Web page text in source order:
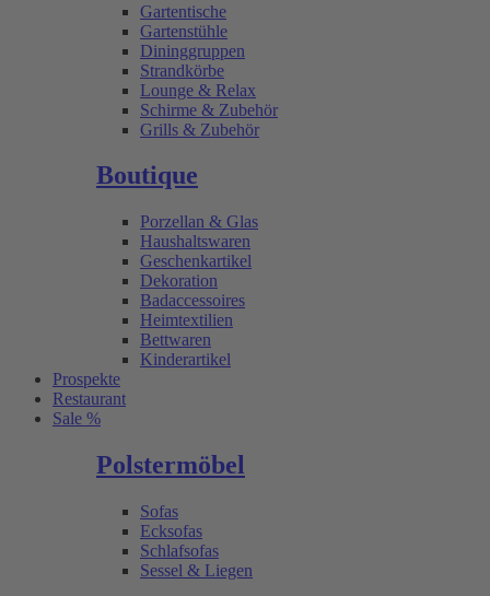
Gartentische
Gartenstühle
Dininggruppen
Strandkörbe
Lounge & Relax
Schirme & Zubehör
Grills & Zubehör
Boutique
Porzellan & Glas
Haushaltswaren
Geschenkartikel
Dekoration
Badaccessoires
Heimtextilien
Bettwaren
Kinderartikel
Prospekte
Restaurant
Sale %
Polstermöbel
Sofas
Ecksofas
Schlafsofas
Sessel & Liegen